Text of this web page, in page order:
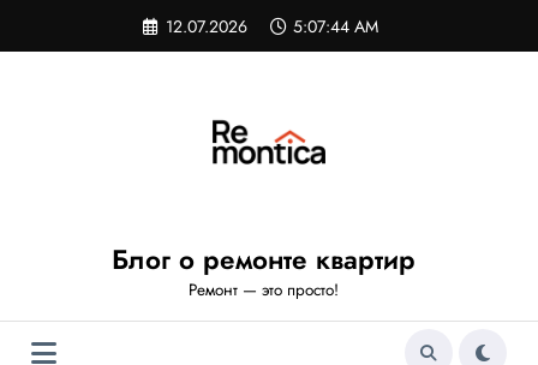
содержимому
12.07.2026 5:07:45 AM
Блог о ремонте квартир
Ремонт — это просто!